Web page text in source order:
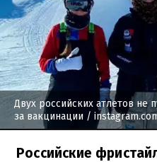
Двух российских атлетов не
за вакцинации /
Российские